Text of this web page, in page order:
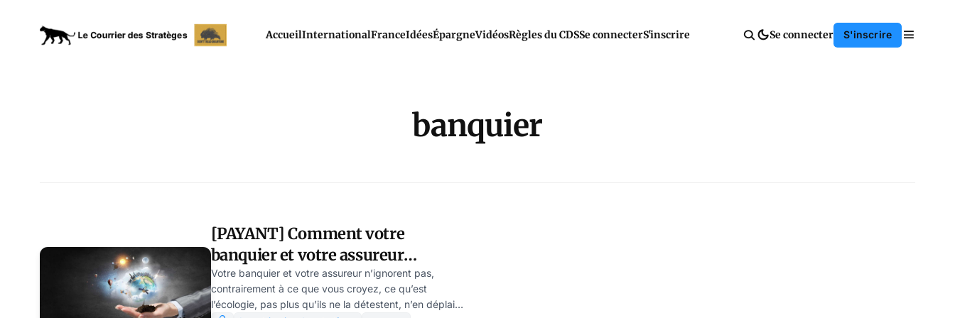
AccueilInternationalFranceIdéesÉpargneVidéosRègles du CDSSe connecterS'inscrire Se connecter S'inscrire
banquier
[PAYANT] Comment votre
banquier et votre assureur
utilisera l’écologie pour vous
ruiner
Votre banquier et votre assureur n’ignorent pas,
contrairement à ce que vous croyez, ce qu’est
l’écologie, pas plus qu’ils ne la détestent, n’en déplaise